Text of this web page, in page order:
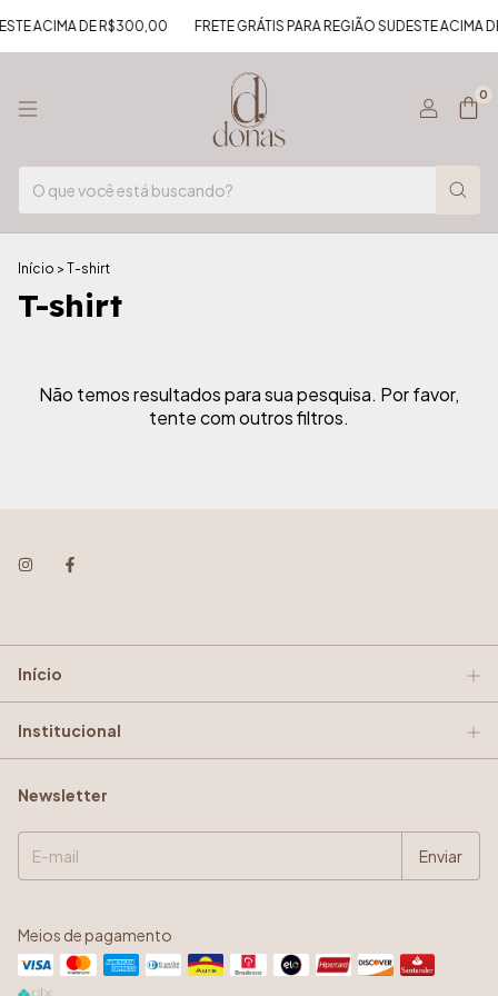
ACIMA DE R$300,00 FRETE GRÁTIS PARA REGIÃO SUDESTE ACIMA
0
Início > T-shirt
T-shirt
Não temos resultados para sua pesquisa. Por favor,
tente com outros filtros.
Início
Institucional
Newsletter
Meios de pagamento